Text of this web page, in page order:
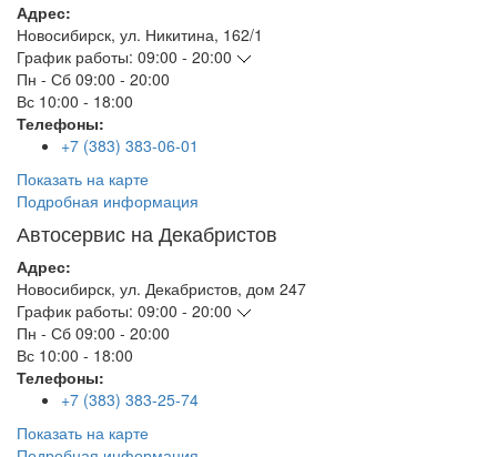
Адрес:
Новосибирск, ул. Никитина, 162/1
График работы: 09:00 - 20:00
Пн - Сб 09:00 - 20:00
Вс 10:00 - 18:00
Телефоны:
+7 (383) 383-06-01
Показать на карте
Подробная информация
Автосервис на Декабристов
Адрес:
Новосибирск, ул. Декабристов, дом 247
График работы: 09:00 - 20:00
Пн - Сб 09:00 - 20:00
Вс 10:00 - 18:00
Телефоны:
+7 (383) 383-25-74
Показать на карте